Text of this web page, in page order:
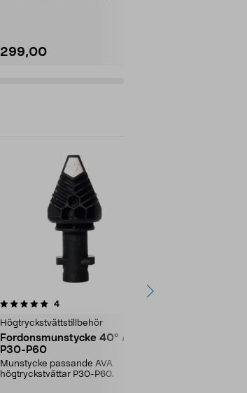
299,00
4recensioner
Högtryckstvättstillbehör
Fordonsmunstycke 40° AVA,
P30-P60
Munstycke passande AVA
högtryckstvättar P30-P60.
4.0av 5 stjärnor